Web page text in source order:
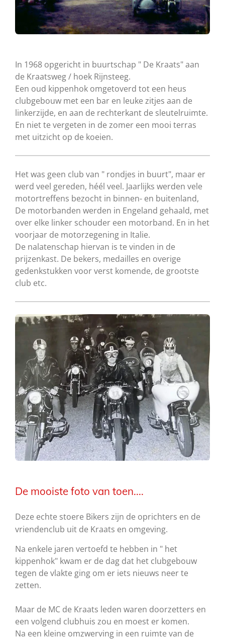
In 1968 opgericht in buurtschap " De Kraats" aan
de Kraatsweg / hoek Rijnsteeg.
Een oud kippenhok omgetoverd tot een heus
clubgebouw met een bar en leuke zitjes aan de
linkerzijde, en aan de rechterkant de sleutelruimte.
En niet te vergeten in de zomer een mooi terras
met uitzicht op de koeien.
Het was geen club van " rondjes in buurt", maar er
werd veel gereden, héél veel. Jaarlijks werden vele
motortreffens bezocht in binnen- en buitenland,
De motorbanden werden in Engeland gehaald, met
over elke linker schouder een motorband. En in het
voorjaar de motorzegening in Italie.
De nalatenschap hiervan is te vinden in de
prijzenkast. De bekers, medailles en overige
gedenkstukken voor verst komende, de grootste
club etc.
De mooiste foto van toen....
Deze echte stoere Bikers zijn de oprichters en de
vriendenclub uit de Kraats en omgeving.
Na enkele jaren vertoefd te hebben in " het
kippenhok" kwam er de dag dat het clubgebouw
tegen de vlakte ging om er iets nieuws neer te
zetten.
Maar de MC de Kraats leden waren doorzetters en
een volgend clubhuis zou en moest er komen.
Na een kleine omzwerving in een ruimte van de